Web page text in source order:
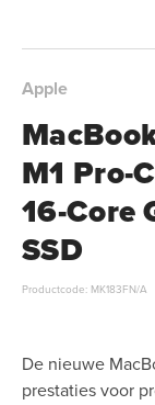
Apple
M1 Pro-
16-Core
SSD
Productcode: MK183FN/A
De nieuwe
prestaties voor